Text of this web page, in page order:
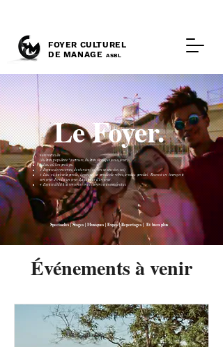
FOYER CULTUREL
DE MANAGE ASBL
Le Foyer.
nom masculin
(du latin populaire *focarium, du latin classique focus, foyer)
1. Lieu où l'on fait le feu
2. Espace de rencontre, de réunion (où l'on se sent chez soi)
3. Lieu où habite la famille, demeure ; la famille elle-même, le milieu familial : Recevoir un étranger à
son foyer. Fonder un foyer. La chaleur d'un foyer.
4. Espace dédié à la rencontre entre citoyens et artistes locaux
Spectacles | Stages | Musiques | Expos | Reportages | Et bien plus
Événements à venir